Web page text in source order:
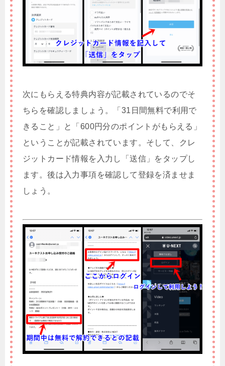
次にもらえる特典内容が記載されているのでそ
ちらを確認しましょう。「31日間無料で利用で
きること」と「600円分のポイントがもらえる」
ということが記載されています。そして、クレ
ジットカード情報を入力し「送信」をタップし
ます。後は入力事項を確認して登録を済ませま
しょう。